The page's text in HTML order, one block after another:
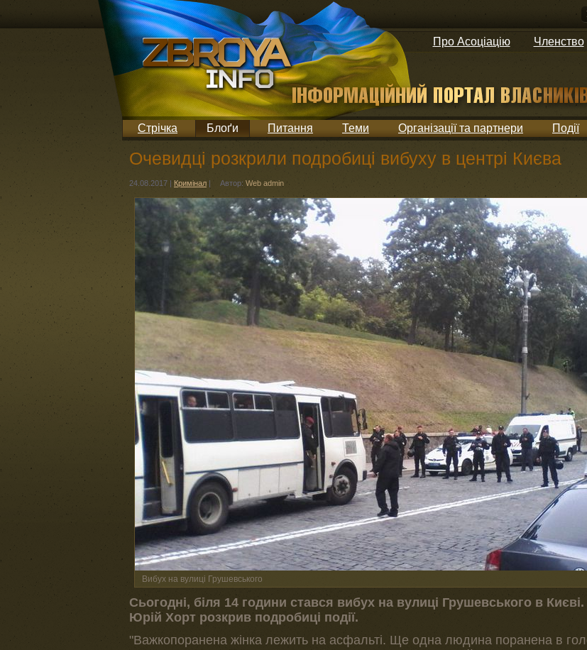
Про Асоціацію Членство
Стрічка Блоґи Питання Теми Організації та партнери Події
Очевидці розкрили подробиці вибуху в центрі Києва
24.08.2017 | Кримінал | Автор: Web admin
Вибух на вулиці Грушевського
Сьогодні, біля 14 години стався вибух на вулиці Грушевського в Києві.
Юрій Хорт розкрив подробиці події.
"Важкопоранена жінка лежить на асфальті. Ще одна людина поранена в